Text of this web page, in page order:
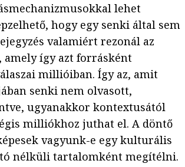
lehet
hogy egy senki által sem
valamiért rezonál az
amely így azt forrásként
millióiban. Így az, amit
senki nem olvasott,
ugyanakkor kontextusától
milliókhoz juthat el. A döntő
vagyunk-e egy kulturális
nélküli tartalomként megítélni.